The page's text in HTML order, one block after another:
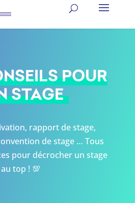
POUR
STAGE
rapport de stage,
de stage … Tous
pour décrocher un stage
au top ! 💯